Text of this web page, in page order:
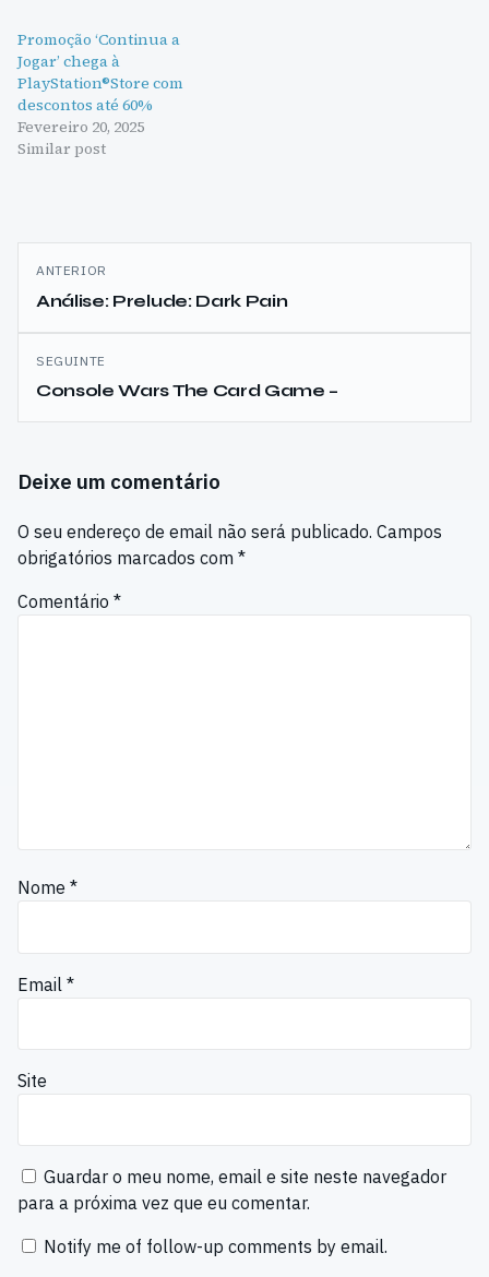
Promoção ‘Continua a
Jogar’ chega à
PlayStation®Store com
descontos até 60%
Fevereiro 20, 2025
Similar post
Navegação
de
artigos
ANTERIOR
Análise: Prelude: Dark Pain
SEGUINTE
Console Wars The Card Game –
Deixe um comentário
O seu endereço de email não será publicado. Campos
obrigatórios marcados com *
Comentário *
Nome *
Email *
Site
Guardar o meu nome, email e site neste navegador
para a próxima vez que eu comentar.
Notify me of follow-up comments by email.